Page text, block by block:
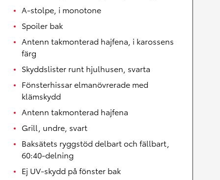
A-stolpe, i monotone
Spoiler bak
Antenn takmonterad hajfena, i karossens
färg
Skyddslister runt hjulhusen, svarta
Fönsterhissar elmanövrerade med
klämskydd
Antenn takmonterad hajfena
Grill, undre, svart
Baksätets ryggstöd delbart och fällbart,
60:40-delning
Ej UV-skydd på fönster bak